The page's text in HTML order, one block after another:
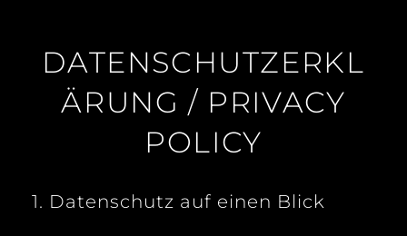
DATENSCHUTZERKL
ÄRUNG / PRIVACY
POLICY
1. Datenschutz auf einen Blick